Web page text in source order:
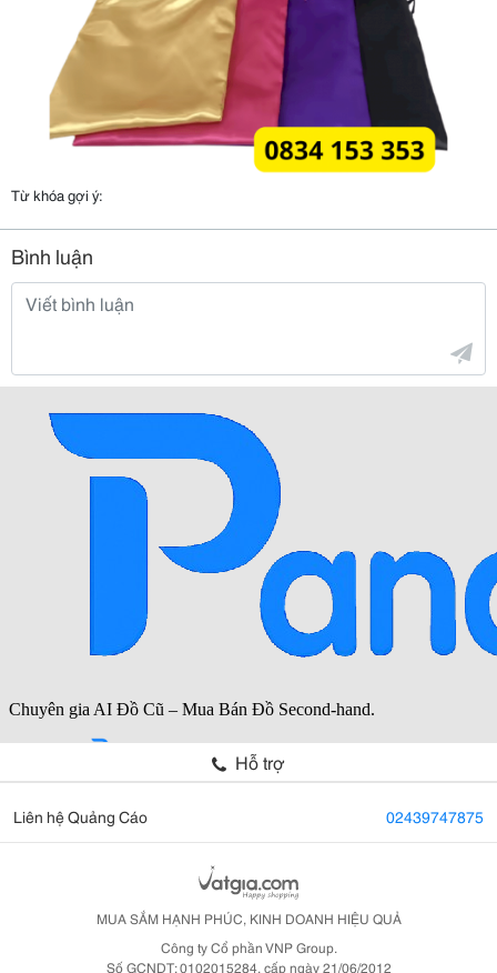
Từ khóa gợi ý:
Bình luận
Hỗ trợ
Liên hệ Quảng Cáo 02439747875
MUA SẮM HẠNH PHÚC, KINH DOANH HIỆU QUẢ
Công ty Cổ phần VNP Group.
Số GCNDT: 0102015284, cấp ngày 21/06/2012